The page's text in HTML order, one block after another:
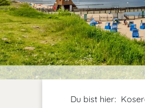
Du bist hier: